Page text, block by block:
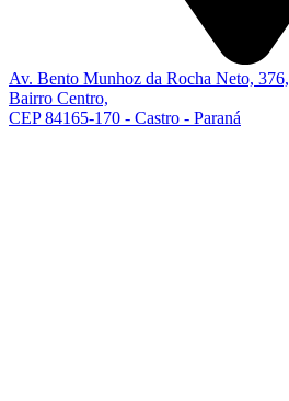
Av. Bento Munhoz da Rocha Neto, 376,
Bairro Centro,
CEP 84165-170 - Castro - Paraná